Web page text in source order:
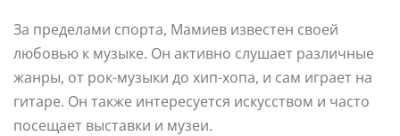
За пределами спорта, Мамиев известен своей
любовью к музыке. Он активно слушает различные
жанры, от рок-музыки до хип-хопа, и сам играет на
гитаре. Он также интересуется искусством и часто
посещает выставки и музеи.